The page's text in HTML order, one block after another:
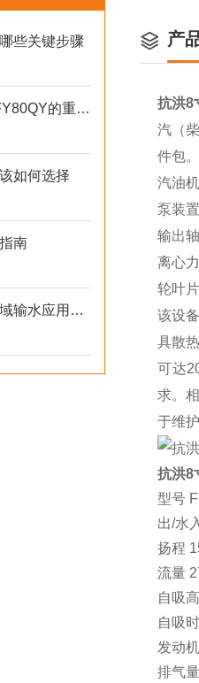
些关键步骤
排涝防汛8寸汽油机水泵FY80QY的重要性
如何选择
南
自吸泵的结构原理与多领域输水应用探析
产
抗洪8
汽（
件包。
汽油
泵装
输出
离心
轮叶
该设
具散
可达
求。
于维
抗洪8
型号
出/水
扬程
流量
自吸
自吸
发动
排气